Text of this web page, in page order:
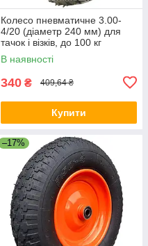
Колесо пневматичне 3.00-
4/20 (діаметр 240 мм) для
тачок і візків, до 100 кг
В наявності
340 ₴ 409,64 ₴
Купити
–17%